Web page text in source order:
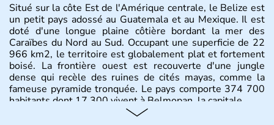
Situé sur la côte Est de l'Amérique centrale, le Belize est
un petit pays adossé au Guatemala et au Mexique. Il est
doté d'une longue plaine côtière bordant la mer des
Caraïbes du Nord au Sud. Occupant une superficie de 22
966 km2, le territoire est globalement plat et fortement
boisé. La frontière ouest est recouverte d'une jungle
dense qui recèle des ruines de cités mayas, comme la
fameuse pyramide tronquée. Le pays comporte 374 700
habitants dont 17 300 vivent à Belmopan, la capitale.